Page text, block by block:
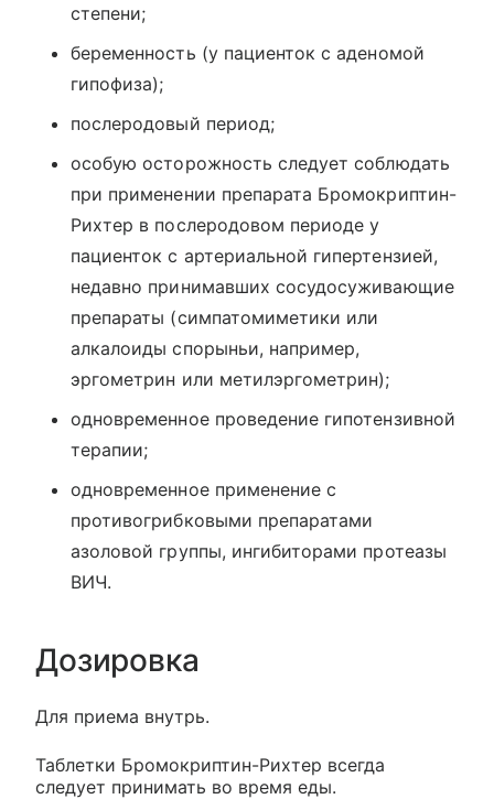
степени;
беременность (у пациенток с аденомой
гипофиза);
послеродовый период;
особую осторожность следует соблюдать
при применении препарата Бромокриптин-
Рихтер в послеродовом периоде у
пациенток с артериальной гипертензией,
недавно принимавших сосудосуживающие
препараты (симпатомиметики или
алкалоиды спорыньи, например,
эргометрин или метилэргометрин);
одновременное проведение гипотензивной
терапии;
одновременное применение с
противогрибковыми препаратами
азоловой группы, ингибиторами протеазы
ВИЧ.
Дозировка
Для приема внутрь.
Таблетки Бромокриптин-Рихтер всегда
следует принимать во время еды.